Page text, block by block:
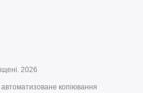
2026
автоматизоване копіювання